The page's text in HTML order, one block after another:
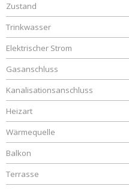
Zustand
Trinkwasser
Elektrischer Strom
Gasanschluss
Kanalisationsanschluss
Heizart
Wärmequelle
Balkon
Terrasse